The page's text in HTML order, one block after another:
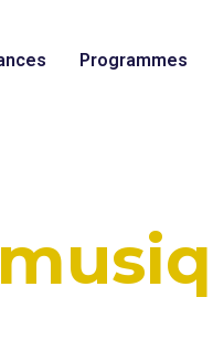
Programmes